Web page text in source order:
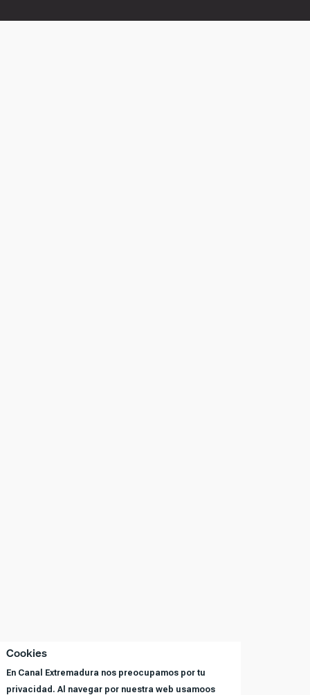
Cookies
En Canal Extremadura nos preocupamos por tu
privacidad. Al navegar por nuestra web usamoos